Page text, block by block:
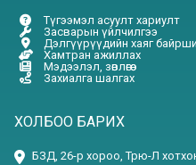
Түгээмэл асуулт хариулт
Засварын үйлчилгээ
Дэлгүүрүүдийн хаяг
Хамтран ажиллах
Мэдээлэл, зөвлөгөө
Захиалга шалгах
ХОЛБОО БАРИХ
БЗД, 26-р хороо, Трю-Л